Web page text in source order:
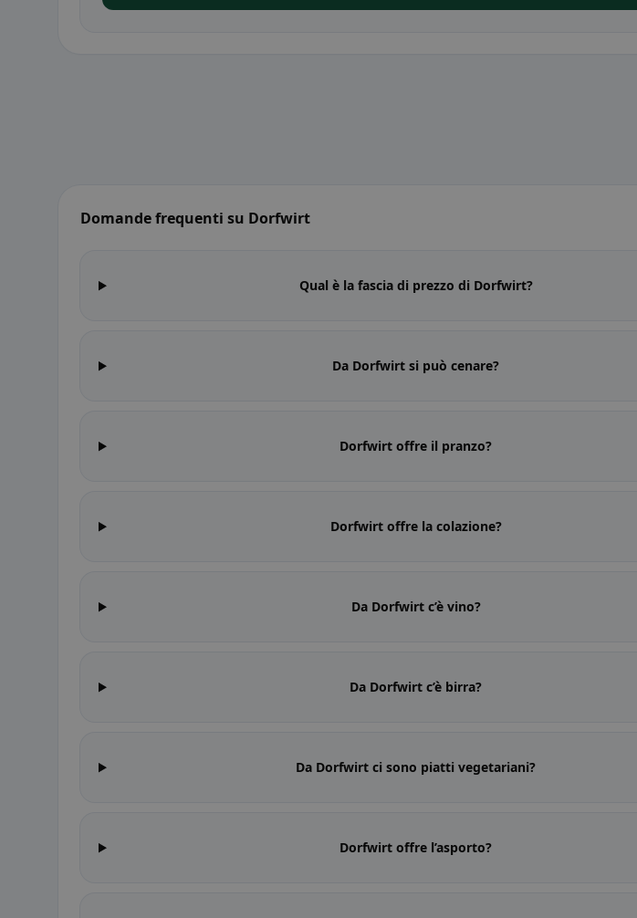
Domande frequenti su Dorfwirt
Qual è la fascia di prezzo di Dorfwirt?
Da Dorfwirt si può cenare?
Dorfwirt offre il pranzo?
Dorfwirt offre la colazione?
Da Dorfwirt c’è vino?
Da Dorfwirt c’è birra?
Da Dorfwirt ci sono piatti vegetariani?
Dorfwirt offre l’asporto?